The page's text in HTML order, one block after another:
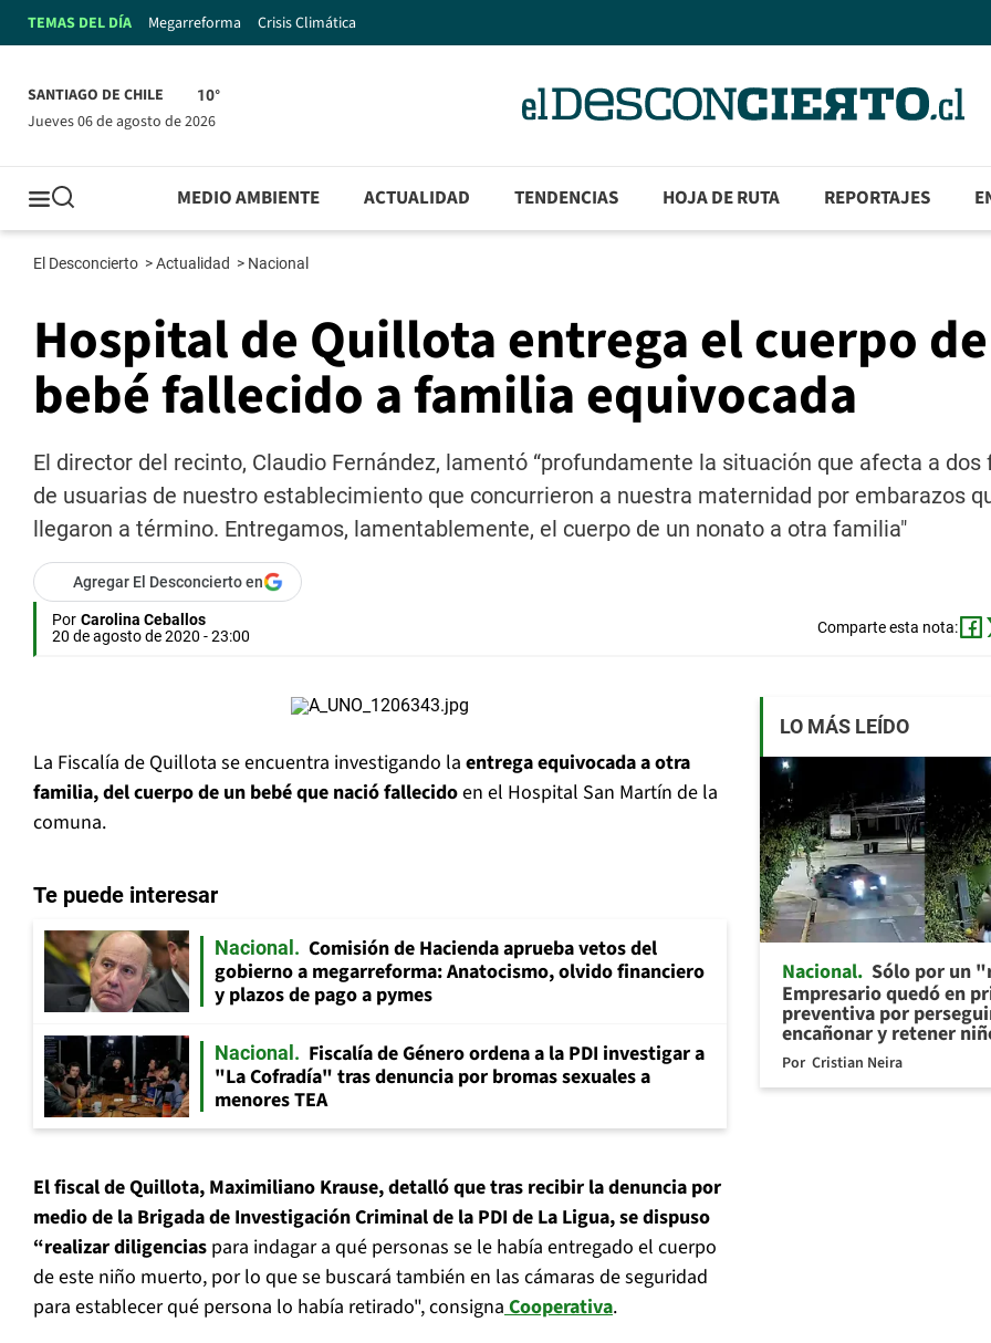
TEMAS DEL DÍA Megarreforma Crisis Climática
SANTIAGO DE CHILE 10°
jueves 06 de agosto de 2026
MEDIO AMBIENTE ACTUALIDAD TENDENCIAS HOJA DE RUTA REPORTAJES
El Desconcierto >Actualidad > Nacional
Hospital de Quillota entrega el cuerpo
bebé fallecido a familia equivocada
El director del recinto, Claudio Fernández, lamentó “profundamente la situación que afecta a
de usuarias de nuestro establecimiento que concurrieron a nuestra maternidad por embarazos
llegaron a término. Entregamos, lamentablemente, el cuerpo de un nonato a otra familia"
Agregar El Desconcierto en
Por Carolina Ceballos
20 de agosto de 2020 - 23:00
Comparte esta nota:
La Fiscalía de Quillota se encuentra investigando la entrega equivocada a otra
familia, del cuerpo de un bebé que nació fallecidoen el Hospital San Martín de la
comuna.
Te puede interesar
Nacional
Comisión de Hacienda aprueba vetos del
gobierno a megarreforma: Anatocismo, olvido financiero
y plazos de pago a pymes
Nacional
Fiscalía de Género ordena a la PDI investigar a
"La Cofradía" tras denuncia por bromas sexuales a
menores TEA
El fiscal de Quillota, Maximiliano Krause, detalló que tras recibir la denuncia por
medio de la Brigada de Investigación Criminal de la PDI de La Ligua, se dispuso
“realizar diligencias para indagar a qué personas se le había entregado el cuerpo
de este niño muerto, por lo que se buscará también en las cámaras de seguridad
para establecer qué persona lo había retirado", consignaCooperativa.
LO MÁS LEÍDO
Nacional Sólo por un
Empresario quedó en
preventiva por
encañonar y retener
Por Cristian Neira